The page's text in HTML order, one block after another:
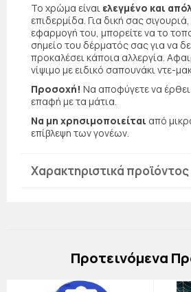
Το χρώμα είναι ελεγμένο και
επιδερμίδα. Για δική σας
εφαρμογή του, μπορείτε να το
σημείο του δέρματός σας για να
προκαλέσει κάποια αλλεργία.
νίψιμο με ειδικό σαπουνάκι ντε-
Προσοχή! Να αποφύγετε να
επαφή με τα μάτια.
Να μη χρησιμοποιείται από
επίβλεψη των γονέων.
Χαρακτηριστικά προϊόντος
Πρoτεινόμενα